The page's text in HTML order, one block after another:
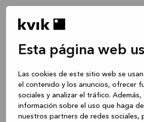
Esta página web
Las cookies de este sitio web se
el contenido y los anuncios, ofrecer
sociales y analizar el tráfico. Además,
información sobre el uso que haga
nuestros partners de redes sociales,